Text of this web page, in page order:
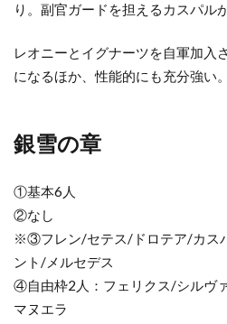
り。副官ガードを担えるカスパル
レオニーとイグナーツを自軍加入
になるほか、性能的にも充分強い。
銀雪の章
①基本6人
②なし
※③フレン/セテス/ドロテア/カス
ント/メルセデス
④自由枠2人：フェリクス/シルヴ
マヌエラ